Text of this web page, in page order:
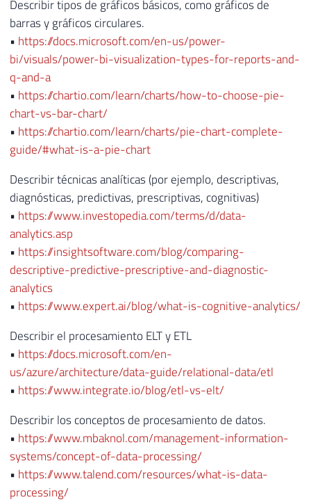
Describir tipos de gráficos básicos, como gráficos de
barras y gráficos circulares.
• https://docs.microsoft.com/en-us/power-
bi/visuals/power-bi-visualization-types-for-reports-and-
q-and-a
• https://chartio.com/learn/charts/how-to-choose-pie-
chart-vs-bar-chart/
• https://chartio.com/learn/charts/pie-chart-complete-
guide/#what-is-a-pie-chart
Describir técnicas analíticas (por ejemplo, descriptivas,
diagnósticas, predictivas, prescriptivas, cognitivas)
• https://www.investopedia.com/terms/d/data-
analytics.asp
• https://insightsoftware.com/blog/comparing-
descriptive-predictive-prescriptive-and-diagnostic-
analytics
• https://www.expert.ai/blog/what-is-cognitive-analytics/
Describir el procesamiento ELT y ETL
• https://docs.microsoft.com/en-
us/azure/architecture/data-guide/relational-data/etl
• https://www.integrate.io/blog/etl-vs-elt/
Describir los conceptos de procesamiento de datos.
• https://www.mbaknol.com/management-information-
systems/concept-of-data-processing/
• https://www.talend.com/resources/what-is-data-
processing/